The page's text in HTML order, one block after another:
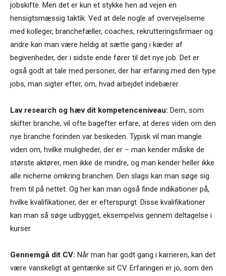
jobskifte. Men det er kun et stykke hen ad vejen en
hensigtsmæssig taktik. Ved at dele nogle af overvejelserne
med kolleger, branchefæller, coaches, rekrutteringsfirmaer og
andre kan man være heldig at sætte gang i kæder af
begivenheder, der i sidste ende fører til det nye job. Det er
også godt at tale med personer, der har erfaring med den type
jobs, man sigter efter, om, hvad arbejdet indebærer.
Lav research og hæv dit kompetenceniveau: Dem, som
skifter branche, vil ofte bagefter erfare, at deres viden om den
nye branche forinden var beskeden. Typisk vil man mangle
viden om, hvilke muligheder, der er – man kender måske de
største aktører, men ikke de mindre, og man kender heller ikke
alle nicherne omkring branchen. Den slags kan man søge sig
frem til på nettet. Og her kan man også finde indikationer på,
hvilke kvalifikationer, der er efterspurgt. Disse kvalifikationer
kan man så søge udbygget, eksempelvis gennem deltagelse i
kurser.
Gennemgå dit CV: Når man har godt gang i karrieren, kan det
være vanskeligt at gentænke sit CV. Erfaringen er jo, som den